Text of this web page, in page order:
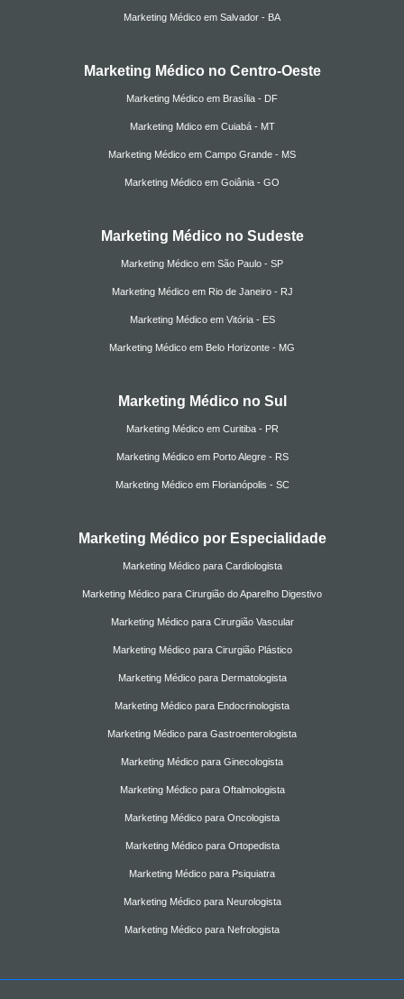
Marketing Médico em Salvador - BA
Marketing Médico no Centro-Oeste
Marketing Médico em Brasília - DF
Marketing Mdico em Cuiabá - MT
Marketing Médico em Campo Grande - MS
Marketing Médico em Goiânia - GO
Marketing Médico no Sudeste
Marketing Médico em São Paulo - SP
Marketing Médico em Rio de Janeiro - RJ
Marketing Médico em Vitória - ES
Marketing Médico em Belo Horizonte - MG
Marketing Médico no Sul
Marketing Médico em Curitiba - PR
Marketing Médico em Porto Alegre - RS
Marketing Médico em Florianópolis - SC
Marketing Médico por Especialidade
Marketing Médico para Cardiologista
Marketing Médico para Cirurgião do Aparelho Digestivo
Marketing Médico para Cirurgião Vascular
Marketing Médico para Cirurgião Plástico
Marketing Médico para Dermatologista
Marketing Médico para Endocrinologista
Marketing Médico para Gastroenterologista
Marketing Médico para Ginecologista
Marketing Médico para Oftalmologista
Marketing Médico para Oncologista
Marketing Médico para Ortopedista
Marketing Médico para Psiquiatra
Marketing Médico para Neurologista
Marketing Médico para Nefrologista